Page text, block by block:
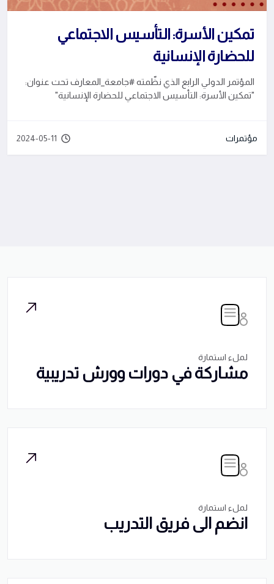
تمكين الأسرة: التأسيس الاجتماعي
للحضارة الإنسانية
المؤتمر الدولي الرابع الذي نظّمته #جامعة_المعارف تحت عنوان:
"تمكين الأسرة: التأسيس الاجتماعي للحضارة الإنسانية"
مؤتمرات
لملء استمارة
مشاركة في دورات وورش تدريبية
لملء استمارة
انضم الى فريق التدريب